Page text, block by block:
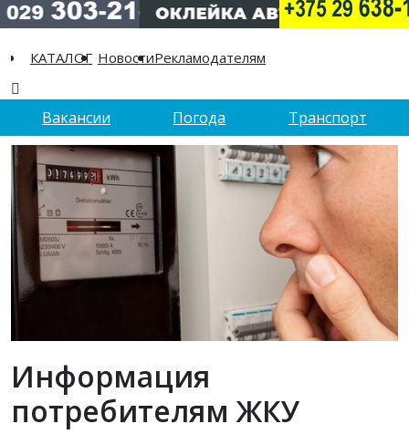
КАТАЛОГ НовостиРекламодателям
Вакансии Погода Транспорт
Информация
потребителям ЖКУ